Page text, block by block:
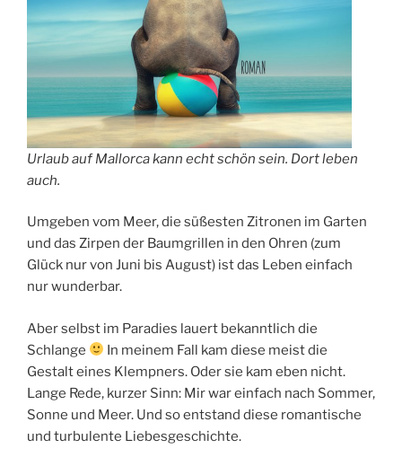
Urlaub auf Mallorca kann echt schön sein. Dort leben
auch.
Umgeben vom Meer, die süßesten Zitronen im Garten
und das Zirpen der Baumgrillen in den Ohren (zum
Glück nur von Juni bis August) ist das Leben einfach
nur wunderbar.
Aber selbst im Paradies lauert bekanntlich die
Schlange
In meinem Fall kam diese meist die
Gestalt eines Klempners. Oder sie kam eben nicht.
Lange Rede, kurzer Sinn: Mir war einfach nach Sommer,
Sonne und Meer. Und so entstand diese romantische
und turbulente Liebesgeschichte.